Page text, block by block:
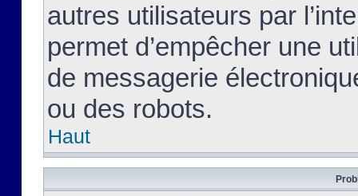
autres utilisateurs par
permet d’empêcher une
de messagerie
ou des robots.
Haut